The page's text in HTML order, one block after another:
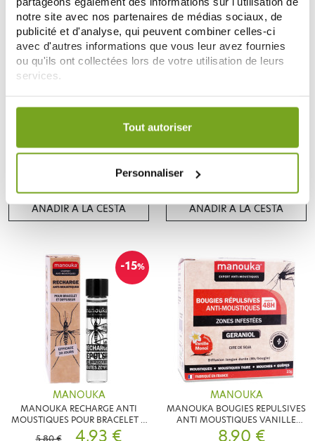
notre site avec nos partenaires de médias sociaux, de
publicité et d'analyse, qui peuvent combiner celles-ci
avec d'autres informations que vous leur avez fournies
ou qu'ils ont collectées lors de votre utilisation de leurs
services.
Votre choix de consentement est conservé pendant une
Tout autoriser
Personnaliser
MANOUKA
MANOUKA VETEMENT TIQUES ET
7,95 €
AÑADIR A LA CESTA
-20
gaspi
MANOUKA
MANOUKA DÉSINFECTANT
ANTIPARASITAIRE 200ML
7,92 €
AÑADIR A LA CESTA
-15%
MANOUKA
MANOUKA RECHARGE ANTI
MOUSTIQUES POUR BRACELET &
DIFFUSEUR 6ML
5,80 € 4,93 €
MANOUKA
MANOUKA BOUGIES REPULSIVES
ANTI MOUSTIQUES VANILLE
MONOÏ 6 BOUGIES
8,90 €